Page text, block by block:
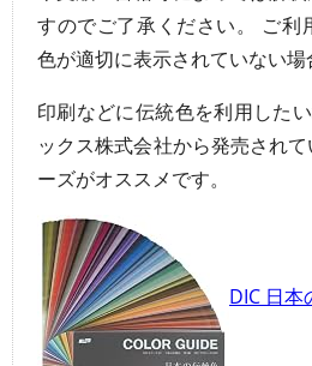
すのでご了承ください。 ご利
色が適切に表示されていない場
印刷などに伝統色を利用した
ックス株式会社から発売され
ーズがオススメです。
DIC 日本